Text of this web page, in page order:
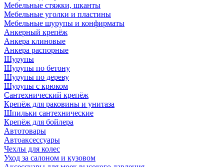
Мебельные стяжки, шканты
Мебельные уголки и пластины
Мебельные шурупы и конфирматы
Анкерный крепёж
Анкера клиновые
Анкера распорные
Шурупы
Шурупы по бетону
Шурупы по дереву
Шурупы с крюком
Сантехнический крепёж
Крепёж для раковины и унитаза
Шпильки сантехнические
Крепёж для бойлера
Автотовары
Автоаксессуары
Чехлы для колес
Уход за салоном и кузовом